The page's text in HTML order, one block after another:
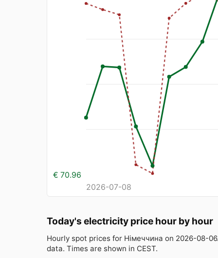
€ 70.96
2026-07-08
Today's electricity price hour by hour
Hourly spot prices for Німеччина on 2026-08-
data. Times are shown in CEST.